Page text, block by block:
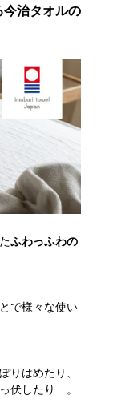
今治タオルの
ふわっふわの
で様々な使い
りはめたり、
伏したり…。